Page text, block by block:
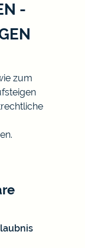
-
zum